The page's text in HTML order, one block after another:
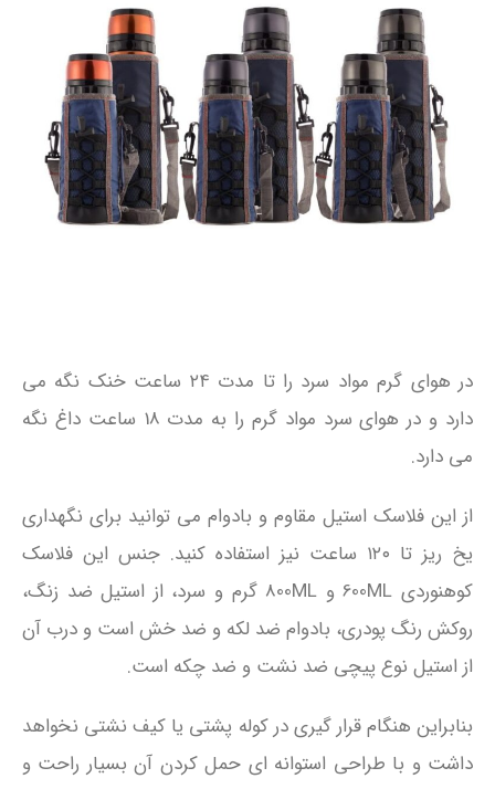
در هوای گرم مواد سرد را تا مدت ۲۴ ساعت خنک نگه می
دارد و در هوای سرد مواد گرم را به مدت 18 ساعت داغ نگه
می دارد.
از این فلاسک استیل مقاوم و بادوام می توانید برای نگهداری
یخ ریز تا ۱۲۰ ساعت نیز استفاده کنید. جنس این فلاسک
کوهنوردی 600ML و 800ML گرم و سرد، از استیل ضد زنگ،
روکش رنگ پودری، بادوام ضد لکه و ضد خش است و درب آن
از استیل نوع پیچی ضد نشت و ضد چکه است.
بنابراین هنگام قرار گیری در کوله پشتی یا کیف نشتی نخواهد
داشت و با طراحی استوانه ای حمل کردن آن بسیار راحت و